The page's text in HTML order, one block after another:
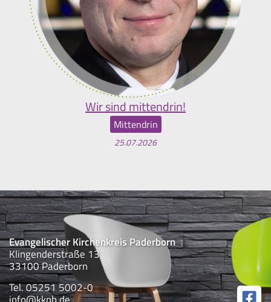
Wir sind mittendrin!
Mittendrin
25.07.2026
Evangelischer Kirchenkreis Paderborn
Klingenderstraße 13
33100 Paderborn
Tel. 05251 5002-0